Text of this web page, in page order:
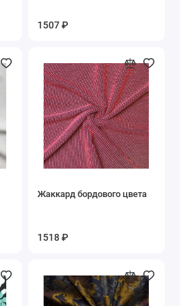
1507 ₽
Жаккард бордового цвета
1518 ₽